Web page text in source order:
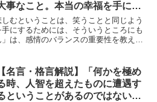
事なこと。本当の幸福を手にす
ためには、そういうところにも
を向けなければなりません」by
木寛之の深い意味と得られる教
むということは、笑うことと同じよう
にするためには、そういうところにも
は、感情のバランスの重要性を教えて
【名言・格言解説】「何かを極め
時、人智を超えたものに遭遇す
ということがあるのではないだ